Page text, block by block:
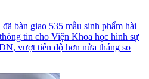
bàn giao 535 mẫu sinh phẩm hài
tin cho Viện Khoa học hình sự
vượt tiến độ hơn nửa tháng so